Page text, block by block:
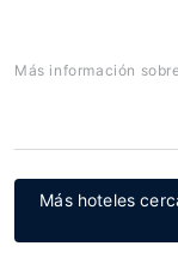
Más información
Más hoteles